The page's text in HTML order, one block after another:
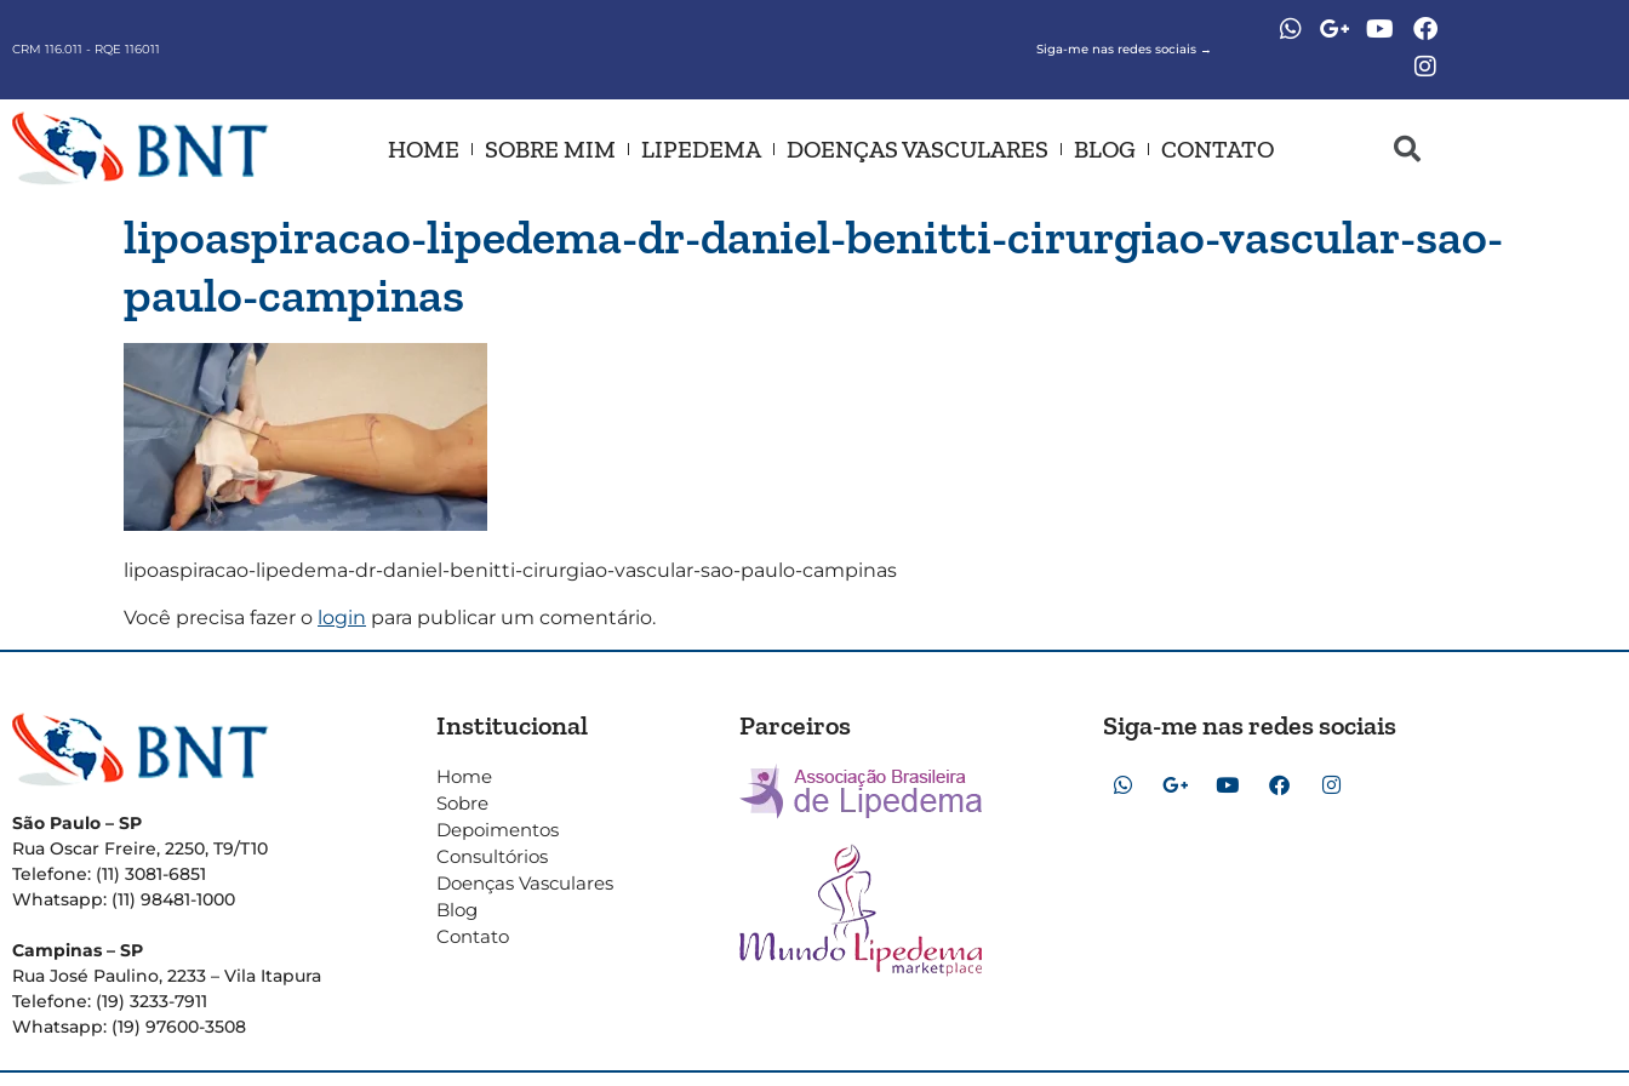
CRM 116.011 - RQE 116011 Siga-me nas redes sociais →
HOME SOBRE MIM LIPEDEMA DOENÇAS VASCULARES BLOG CONTATO
lipoaspiracao-lipedema-dr-daniel-benitti-cirurgiao-vascular-sao-
paulo-campinas
lipoaspiracao-lipedema-dr-daniel-benitti-cirurgiao-vascular-sao-paulo-campinas
Você precisa fazer o login para publicar um comentário.
São Paulo – SP
Rua Oscar Freire, 2250, T9/T10
Telefone: (11) 3081-6851
Whatsapp: (11) 98481-1000
Campinas – SP
Rua José Paulino, 2233 – Vila Itapura
Telefone: (19) 3233-7911
Whatsapp: (19) 97600-3508
Institucional
Home
Sobre
Depoimentos
Consultórios
Doenças Vasculares
Blog
Contato
Parceiros Siga-me nas redes sociais